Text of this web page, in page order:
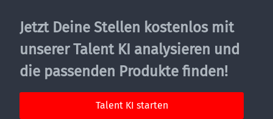
Jetzt Deine Stellen kostenlos mit
unserer Talent KI analysieren und
die passenden Produkte finden!
Talent KI starten